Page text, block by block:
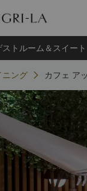
ストルーム＆スイート
ニング カフェ ア